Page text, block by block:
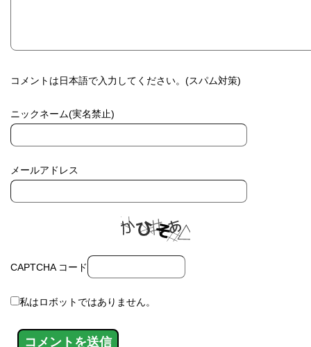
コメントは日本語で入力してください。(スパム対策)
ニックネーム(実名禁止)
メールアドレス
CAPTCHA コード
私はロボットではありません。